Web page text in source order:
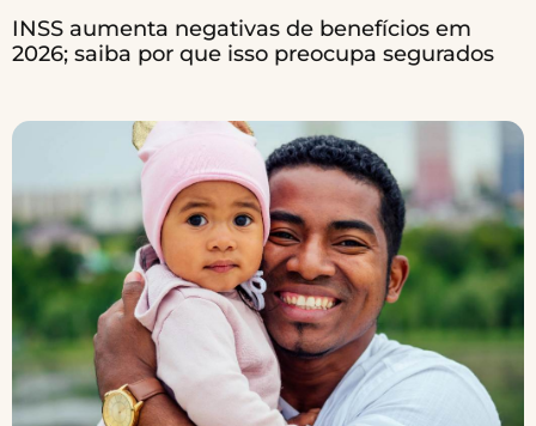
INSS aumenta negativas de benefícios em
2026; saiba por que isso preocupa segurados